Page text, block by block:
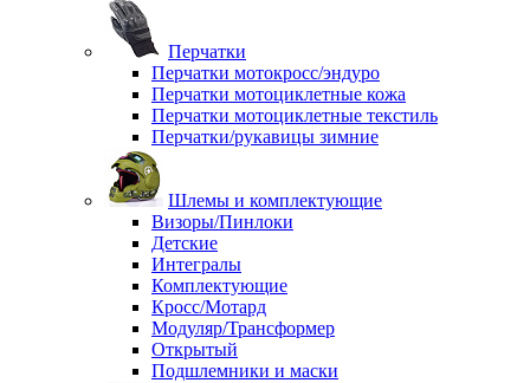
Перчатки
Перчатки мотокросс/эндуро
Перчатки мотоциклетные кожа
Перчатки мотоциклетные текстиль
Перчатки/рукавицы зимние
Шлемы и комплектующие
Визоры/Пинлоки
Детские
Интегралы
Комплектующие
Кросс/Мотард
Модуляр/Трансформер
Открытый
Подшлемники и маски